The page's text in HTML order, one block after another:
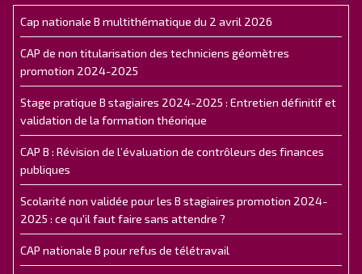
Cap nationale B multithématique du 2 avril 2026
CAP de non titularisation des techniciens géomètres
promotion 2024-2025
Stage pratique B stagiaires 2024-2025 : Entretien définitif et
validation de la formation théorique
CAP B : Révision de l’évaluation de contrôleurs des finances
publiques
Scolarité non validée pour les B stagiaires promotion 2024-
2025 : ce qu'il faut faire sans attendre ?
CAP nationale B pour refus de télétravail